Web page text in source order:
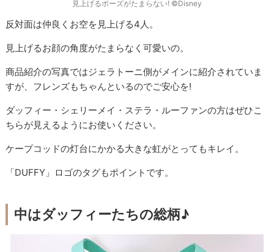
見上げるポーズがたまらない! ©Disney
反対面は仲良くお空を見上げる4人。
見上げるお顔の角度がたまらなく可愛いの。
商品紹介の写真ではジェラトーニ側がメインに紹介されていま
すが、フレンズもちゃんといるのでご安心を!
ダッフィー・シェリーメイ・ステラ・ルーファンの方はぜひこ
ちらが見えるようにお使いください。
ケープコッドの灯台にかかる大きな虹がとってもキレイ。
「DUFFY」ロゴのタグもポイントです。
中はダッフィーたちの総柄♪